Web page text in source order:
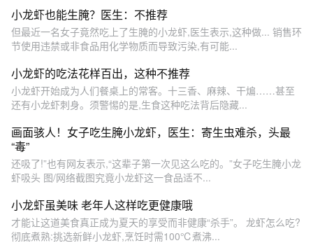
小龙虾也能生腌？医生：不推荐
但最近一名女子竟然吃上了生腌的小龙虾,医生表示,这种做... 销售环
节使用违禁或非食品用化学物质而导致污染,有可能...
小龙虾的吃法花样百出，这种不推荐
小龙虾开始成为人们餐桌上的常客。十三香、麻辣、干煸……甚至
还有小龙虾刺身。须警惕的是,生食这种吃法背后隐藏...
画面骇人！女子吃生腌小龙虾，医生：寄生虫难杀，头最
“毒”
还吸了!”也有网友表示,“这辈子第一次见这么吃的。”女子吃生腌小龙
虾吸头 图/网络截图究竟小龙虾这一食品适不...
小龙虾虽美味 老年人这样吃更健康哦
才能让这道美食真正成为夏天的享受而非健康“杀手”。 龙虾怎么吃?
彻底煮熟:挑选新鲜小龙虾,烹饪时需100℃煮沸...